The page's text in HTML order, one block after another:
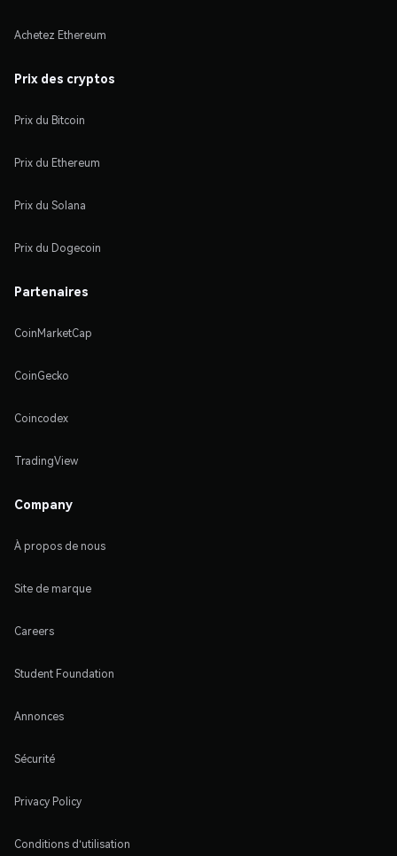
Achetez Ethereum
Prix des cryptos
Prix du Bitcoin
Prix du Ethereum
Prix du Solana
Prix du Dogecoin
Partenaires
CoinMarketCap
CoinGecko
Coincodex
TradingView
Company
À propos de nous
Site de marque
Careers
Student Foundation
Annonces
Sécurité
Privacy Policy
Conditions d'utilisation